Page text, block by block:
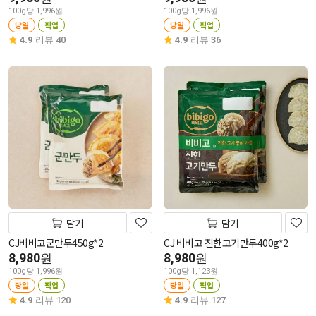
100g당 1,996원
당일 픽업
4.9 리뷰 40
100g당 1,996원
당일 픽업
4.9 리뷰 36
담기
CJ비비고군만두450g*2
8,980원
100g당 1,996원
당일 픽업
4.9 리뷰 120
담기
CJ 비비고 진한고기만두400g*2
8,980원
100g당 1,123원
당일 픽업
4.9 리뷰 127